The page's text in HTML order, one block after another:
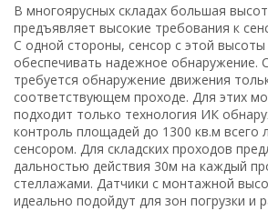
В многоярусных складах большая
предъявляет высокие требования к
С одной стороны, сенсор с этой
обеспечивать надежное обнаружение.
требуется обнаружение движения
соответствующем проходе. Для этих
подходит только технология ИК
контроль площадей до 1300 кв.м всего
сенсором. Для складских проходов
дальностью действия 30м на каждый
стеллажами. Датчики с монтажной
идеально подойдут для зон погрузки и